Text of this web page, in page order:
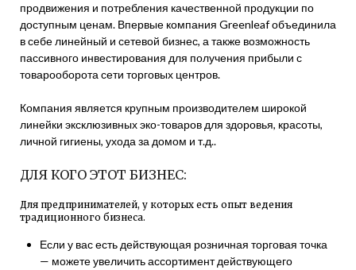
продвижения и потребления качественной продукции по
доступным ценам. Впервые компания Greenleaf объединила
в себе линейный и сетевой бизнес, а также возможность
пассивного инвестирования для получения прибыли с
товарооборота сети торговых центров.
Компания является крупным производителем широкой
линейки эксклюзивных эко-товаров для здоровья, красоты,
личной гигиены, ухода за домом и т.д..
ДЛЯ КОГО ЭТОТ БИЗНЕС:
Для предпринимателей, у которых есть опыт ведения
традиционного бизнеса.
Если у вас есть действующая розничная торговая точка
— можете увеличить ассортимент действующего